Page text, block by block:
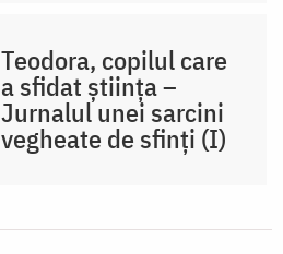
Teodora, copilul care
a sfidat știința –
Jurnalul unei sarcini
vegheate de sfinți (I)